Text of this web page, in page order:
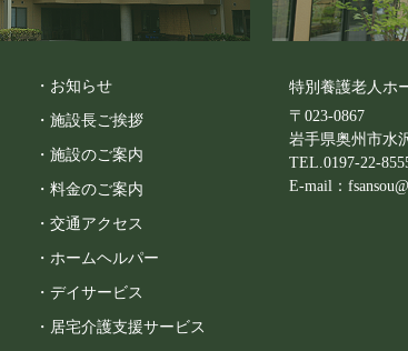
・お知らせ
・施設長ご挨拶
・施設のご案内
・料金のご案内
・交通アクセス
・ホームヘルパー
・デイサービス
・居宅介護支援サービス
特別養護老人ホ
〒023-0867
岩手県奥州市水
TEL.0197-22-
E-mail：